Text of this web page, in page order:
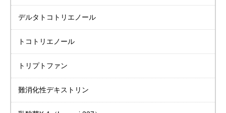
デルタトコトリエノール
トコトリエノール
トリプトファン
難消化性デキストリン